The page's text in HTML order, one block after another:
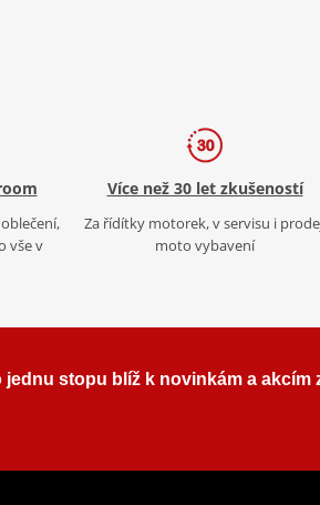
vše v
Více než 30 let zkušeností
Za řídítky motorek, v servisu i
moto vybavení
jednu stopu blíž k novinkám a akcím